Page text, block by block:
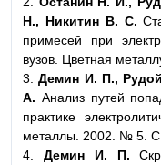
Н., Никитин В. С.
примесей при
вузов. Цветная
3.Демин И. П.,
А. Анализ путей
практике
металлы. 2002. № 5.
4. Демин И. П.